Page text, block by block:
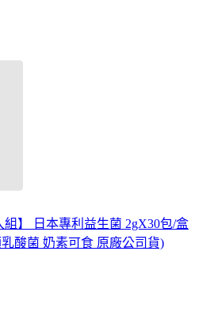
組】 日本專利益生菌 2gX30包/盒
酸菌 奶素可食 原廠公司貨)